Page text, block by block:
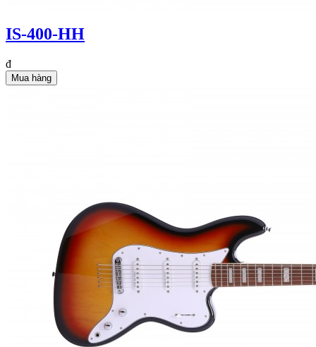
IS-400-HH
đ